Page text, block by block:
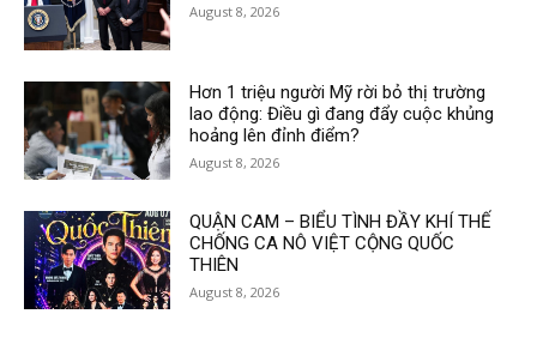
August 8, 2026
Hơn 1 triệu người Mỹ rời bỏ thị trường
lao động: Điều gì đang đẩy cuộc khủng
hoảng lên đỉnh điểm?
August 8, 2026
QUẬN CAM – BIỂU TÌNH ĐẦY KHÍ THẾ
CHỐNG CA NÔ VIỆT CỘNG QUỐC
THIÊN
August 8, 2026